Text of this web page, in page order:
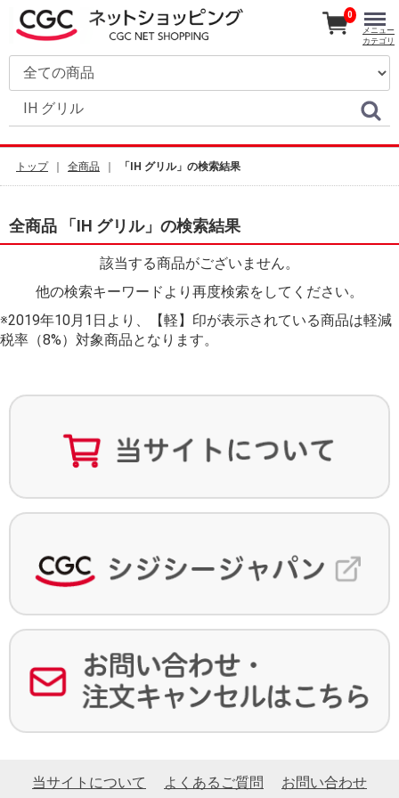
0
メニュー
カテゴリ
トップ 全商品 「IH グリル」の検索結果
全商品 「IH グリル」の検索結果
該当する商品がございません。
他の検索キーワードより再度検索をしてください。
※2019年10月1日より、【軽】印が表示されている商品は軽減
税率（8%）対象商品となります。
当サイトについて よくあるご質問 お問い合わせ